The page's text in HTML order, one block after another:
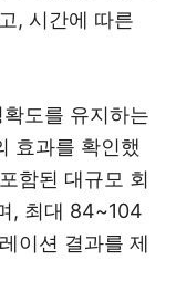
, 시간에 따른
도를 유지하는
효과를 확인했
함된 대규모 회
, 최대 84~104
이션 결과를 제